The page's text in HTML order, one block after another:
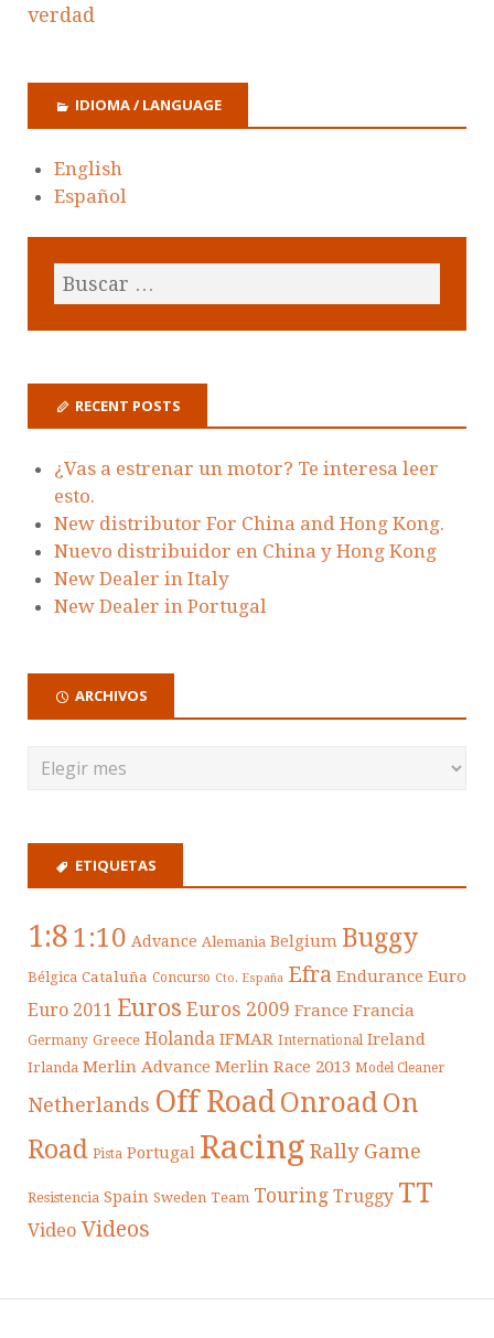
verdad
IDIOMA / LANGUAGE
English
Español
RECENT POSTS
¿Vas a estrenar un motor? Te interesa leer
esto.
New distributor For China and Hong Kong.
Nuevo distribuidor en China y Hong Kong
New Dealer in Italy
New Dealer in Portugal
ARCHIVOS
ETIQUETAS
1:8 1:10 Advance Alemania Belgium Buggy
Bélgica Cataluña Concurso Cto. España Efra Endurance Euro
Euro 2011 Euros Euros 2009 France Francia
Germany Greece Holanda IFMAR International Ireland
Irlanda Merlin Advance Merlin Race 2013 Model Cleaner
Netherlands Off RoadOnroadOn
Road Pista Portugal Racing Rally Game
Resistencia Spain Sweden Team Touring Truggy TT
Video Videos